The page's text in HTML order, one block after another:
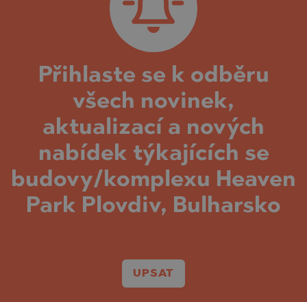
Přihlaste se k odběru
všech novinek,
aktualizací a nových
nabídek týkajících se
budovy/komplexu Heaven
Park Plovdiv, Bulharsko
UPSAT